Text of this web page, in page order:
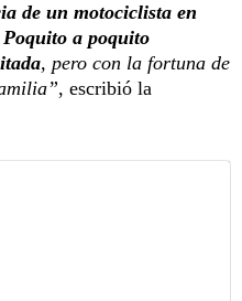
de un motociclista en
Poquito a poquito
, pero con la fortuna de
, escribió la